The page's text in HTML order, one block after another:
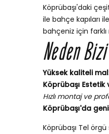
Köprübaşı'daki
ile bahçe kapıları
bahçeniz için
Neden
Yüksek kaliteli
Köprübaşı
Hızlı montaj ve
Köprübaşı'da
Köprübaşı Tel